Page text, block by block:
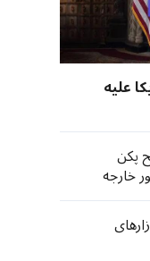
علیه
پکن
خارجه